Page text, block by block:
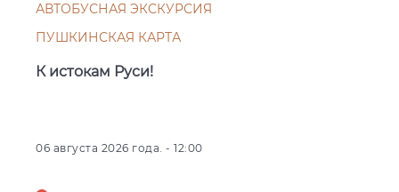
АВТОБУСНАЯ ЭКСКУРСИЯ
ПУШКИНСКАЯ КАРТА
К истокам Руси!
06 августа 2026 года. - 12:00